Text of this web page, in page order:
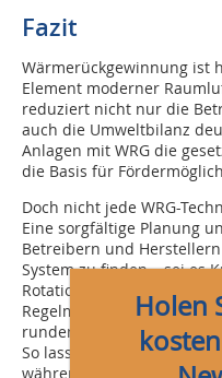
Fazit
Wärmerückgewinnung ist
Element moderner
reduziert nicht nur die
auch die Umweltbilanz
Anlagen mit WRG die
die Basis für
Doch nicht jede WRG-
Eine sorgfältige Planung
Betreibern und
System zu finden – sei es
Rotationswärmeübertrager
Regelmäßige Wartung
runden ein nachhaltiges
So lassen sich
während Nutzer eine
Holen